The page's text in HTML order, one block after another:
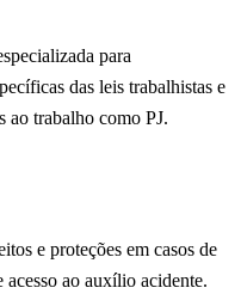
para
das leis trabalhistas e
ao trabalho como PJ.
e proteções em casos de
ao auxílio acidente.